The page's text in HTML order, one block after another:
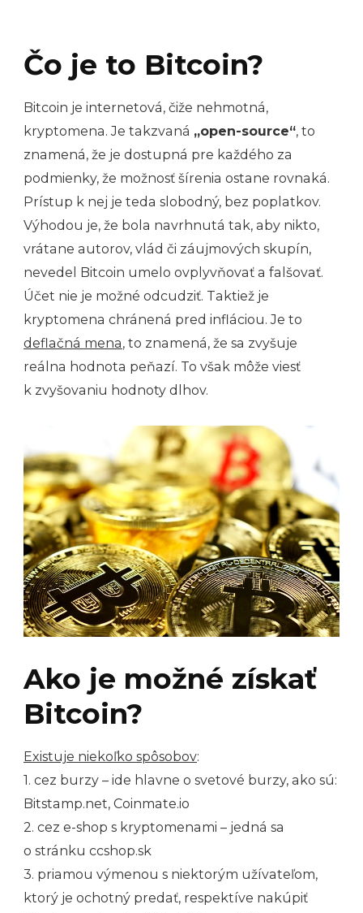
Čo je to Bitcoin?
Bitcoin je internetová, čiže nehmotná,
kryptomena. Je takzvaná „open-source“, to
znamená, že je dostupná pre každého za
podmienky, že možnosť šírenia ostane rovnaká.
Prístup k nej je teda slobodný, bez poplatkov.
Výhodou je, že bola navrhnutá tak, aby nikto,
vrátane autorov, vlád či záujmových skupín,
nevedel Bitcoin umelo ovplyvňovať a falšovať.
Účet nie je možné odcudziť. Taktiež je
kryptomena chránená pred infláciou. Je to
deflačná mena, to znamená, že sa zvyšuje
reálna hodnota peňazí. To však môže viesť
k zvyšovaniu hodnoty dlhov.
Ako je možné získať
Bitcoin?
Existuje niekoľko spôsobov:
1. cez burzy – ide hlavne o svetové burzy, ako sú:
Bitstamp.net, Coinmate.io
2. cez e-shop s kryptomenami – jedná sa
o stránku ccshop.sk
3. priamou výmenou s niektorým užívateľom,
ktorý je ochotný predať, respektíve nakúpiť